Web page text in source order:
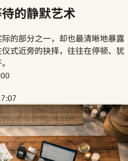
的静默艺术
的部分之一，却也最清晰地暴露
式近旁的抉择，往往在停顿、犹